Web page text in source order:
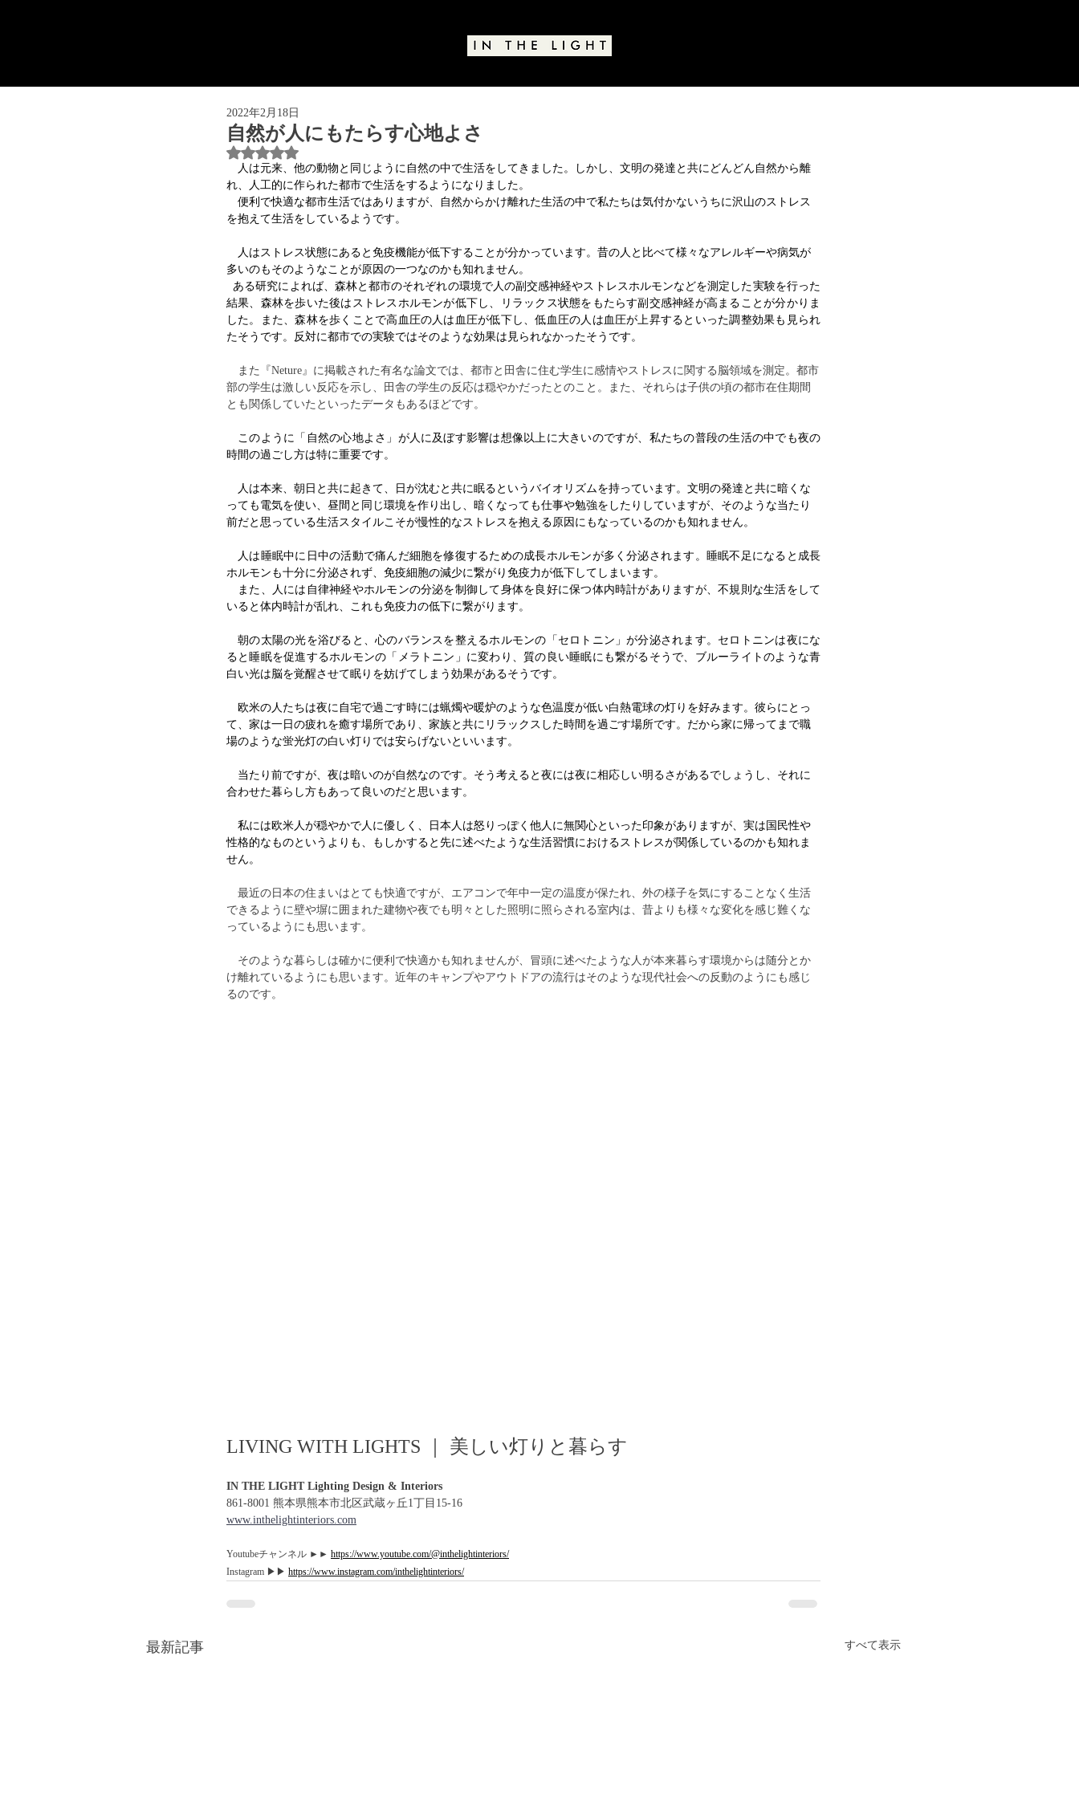
自然が人にもたらす心地よさ
2022年2月18日
5つ星のうちNaNと評価されています。
人は元来、他の動物と同じように自然の中で生活をしてきました。しかし、文明の発達と共にどんどん自然から離
れ、人工的に作られた都市で生活をするようになりました。
便利で快適な都市生活ではありますが、自然からかけ離れた生活の中で私たちは気付かないうちに沢山のストレス
を抱えて生活をしているようです。
人はストレス状態にあると免疫機能が低下することが分かっています。昔の人と比べて様々なアレルギーや病気が
多いのもそのようなことが原因の一つなのかも知れません。
  ある研究によれば、森林と都市のそれぞれの環境で人の副交感神経やストレスホルモンなどを測定した実験を行った
結果、森林を歩いた後はストレスホルモンが低下し、リラックス状態をもたらす副交感神経が高まることが分かりま
した。また、森林を歩くことで高血圧の人は血圧が低下し、低血圧の人は血圧が上昇するといった調整効果も見られ
たそうです。反対に都市での実験ではそのような効果は見られなかったそうです。
また『Neture』に掲載された有名な論文では、都市と田舎に住む学生に感情やストレスに関する脳領域を測定。都市
部の学生は激しい反応を示し、田舎の学生の反応は穏やかだったとのこと。また、それらは子供の頃の都市在住期間
とも関係していたといったデータもあるほどです。
このように「自然の心地よさ」が人に及ぼす影響は想像以上に大きいのですが、私たちの普段の生活の中でも夜の
時間の過ごし方は特に重要です。
人は本来、朝日と共に起きて、日が沈むと共に眠るというバイオリズムを持っています。文明の発達と共に暗くな
っても電気を使い、昼間と同じ環境を作り出し、暗くなっても仕事や勉強をしたりしていますが、そのような当たり
前だと思っている生活スタイルこそが慢性的なストレスを抱える原因にもなっているのかも知れません。
人は睡眠中に日中の活動で痛んだ細胞を修復するための成長ホルモンが多く分泌されます。睡眠不足になると成長
ホルモンも十分に分泌されず、免疫細胞の減少に繋がり免疫力が低下してしまいます。
また、人には自律神経やホルモンの分泌を制御して身体を良好に保つ体内時計がありますが、不規則な生活をして
いると体内時計が乱れ、これも免疫力の低下に繋がります。
朝の太陽の光を浴びると、心のバランスを整えるホルモンの「セロトニン」が分泌されます。セロトニンは夜にな
ると睡眠を促進するホルモンの「メラトニン」に変わり、質の良い睡眠にも繋がるそうで、ブルーライトのような青
白い光は脳を覚醒させて眠りを妨げてしまう効果があるそうです。
欧米の人たちは夜に自宅で過ごす時には蝋燭や暖炉のような色温度が低い白熱電球の灯りを好みます。彼らにとっ
て、家は一日の疲れを癒す場所であり、家族と共にリラックスした時間を過ごす場所です。だから家に帰ってまで職
場のような蛍光灯の白い灯りでは安らげないといいます。
当たり前ですが、夜は暗いのが自然なのです。そう考えると夜には夜に相応しい明るさがあるでしょうし、それに
合わせた暮らし方もあって良いのだと思います。
私には欧米人が穏やかで人に優しく、日本人は怒りっぽく他人に無関心といった印象がありますが、実は国民性や
性格的なものというよりも、もしかすると先に述べたような生活習慣におけるストレスが関係しているのかも知れま
せん。
最近の日本の住まいはとても快適ですが、エアコンで年中一定の温度が保たれ、外の様子を気にすることなく生活
できるように壁や塀に囲まれた建物や夜でも明々とした照明に照らされる室内は、昔よりも様々な変化を感じ難くな
っているようにも思います。
そのような暮らしは確かに便利で快適かも知れませんが、冒頭に述べたような人が本来暮らす環境からは随分とか
け離れているようにも思います。近年のキャンプやアウトドアの流行はそのような現代社会への反動のようにも感じ
るのです。
LIVING WITH LIGHTS ｜ 美しい灯りと暮らす
IN THE LIGHT Lighting Design & Interiors
861-8001 熊本県熊本市北区武蔵ヶ丘1丁目15-16
www.inthelightinteriors.com
Youtubeチャンネル ►► https://www.youtube.com/@inthelightinteriors/
Instagram ▶︎▶︎ https://www.instagram.com/inthelightinteriors/
最新記事 すべて表示